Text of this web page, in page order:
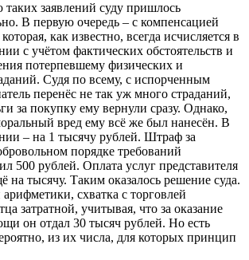
заявлений суду пришлось
В первую очередь – с компенсацией
как известно, всегда исчисляется в
с учётом фактических обстоятельств и
потерпевшему физических и
Судя по всему, с испорченным
перенёс не так уж много страданий,
за покупку ему вернули сразу. Однако,
вред ему всё же был нанесён. В
– на 1 тысячу рублей. Штраф за
порядке требований
500 рублей. Оплата услуг представителя
на тысячу. Таким оказалось решение суда.
схватка с торговлей
затратной, учитывая, что за оказание
он отдал 30 тысяч рублей. Но есть
из их числа, для которых принцип